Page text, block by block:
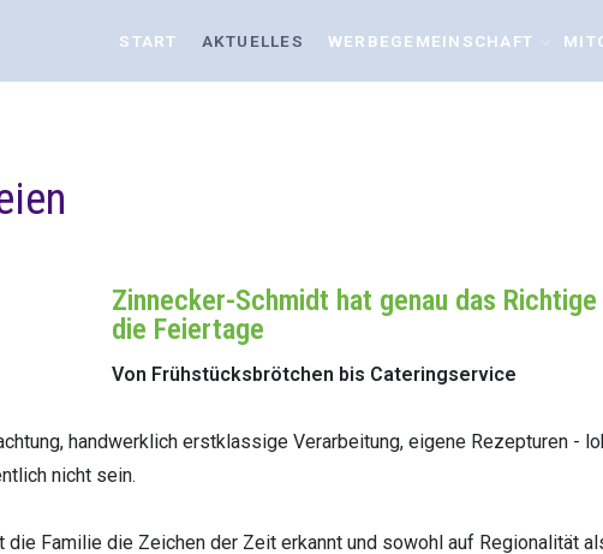
START AKTUELLES WERBEGEMEINSCHAFT
Zinnecker-Schmidt hat genau das
die Feiertage
Von Frühstücksbrötchen bis Cateringservice
handwerklich erstklassige Verarbeitung, eigene Rezepturen -
nicht sein.
die Familie die Zeichen der Zeit erkannt und sowohl auf Regionalität